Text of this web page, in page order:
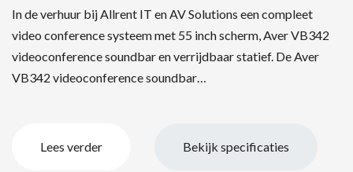
In de verhuur bij Allrent IT en AV Solutions een compleet
video conference systeem met 55 inch scherm, Aver VB342
videoconference soundbar en verrijdbaar statief. De Aver
VB342 videoconference soundbar…
Lees verder Bekijk specificaties